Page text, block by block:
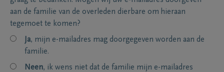
aan de familie van de overleden dierbare om hieraan
tegemoet te komen?
Ja, mijn e-mailadres mag doorgegeven worden aan de
familie.
Neen, ik wens niet dat de familie mijn e-mailadres